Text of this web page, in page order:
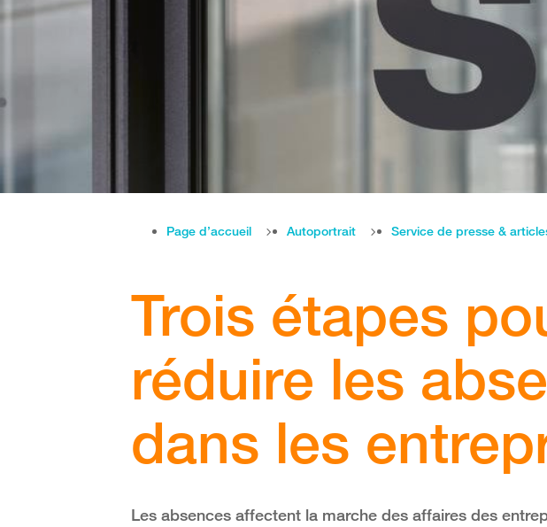
Page d’accueil Autoportrait Service de presse &
Trois étapes
réduire les
dans les
Les absences affectent la marche des affaires des